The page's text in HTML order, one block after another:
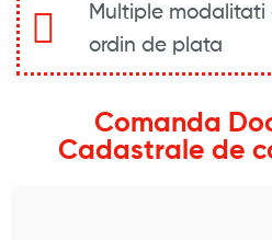
Multiple
ordin de plata
Comanda
Cadastrale de